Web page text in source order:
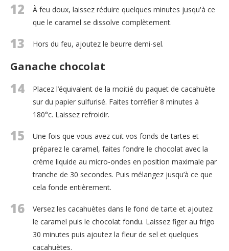
12
À feu doux, laissez réduire quelques minutes jusqu'à ce
que le caramel se dissolve complètement.
13 Hors du feu, ajoutez le beurre demi-sel.
Ganache chocolat
14
Placez l’équivalent de la moitié du paquet de cacahuète
sur du papier sulfurisé. Faites torréfier 8 minutes à
180°c. Laissez refroidir.
15
Une fois que vous avez cuit vos fonds de tartes et
préparez le caramel, faites fondre le chocolat avec la
crème liquide au micro-ondes en position maximale par
tranche de 30 secondes. Puis mélangez jusqu’à ce que
cela fonde entièrement.
16
Versez les cacahuètes dans le fond de tarte et ajoutez
le caramel puis le chocolat fondu. Laissez figer au frigo
30 minutes puis ajoutez la fleur de sel et quelques
cacahuètes.